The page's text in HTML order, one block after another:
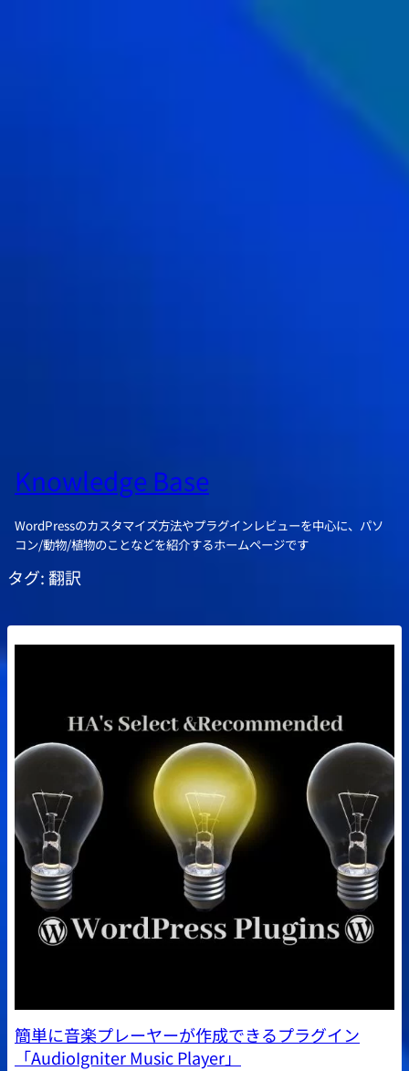
Knowledge Base
WordPressのカスタマイズ方法やプラグインレビューを中心に、パソ
コン/動物/植物のことなどを紹介するホームページです
タグ:翻訳
簡単に音楽プレーヤーが作成できるプラグイン
「AudioIgniter Music Player」